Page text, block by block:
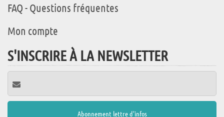
FAQ - Questions fréquentes
Mon compte
S'INSCRIRE À LA NEWSLETTER